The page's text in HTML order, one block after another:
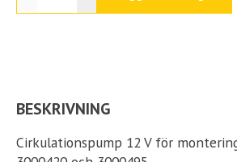
BESKRIVNING
Cirkulationspump 12 V för